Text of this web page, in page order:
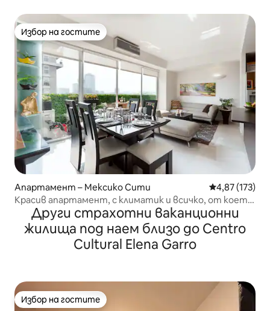
Избор на гостите
Избор на гостите
Апартамент – Мексико Сити Средна
4,87 (173)
Красив апартамент, с климатик и всичко, от което
се нуждаете
Други страхотни ваканционни
жилища под наем близо до Centro
Cultural Elena Garro
Избор на гостите
Избор на гостите